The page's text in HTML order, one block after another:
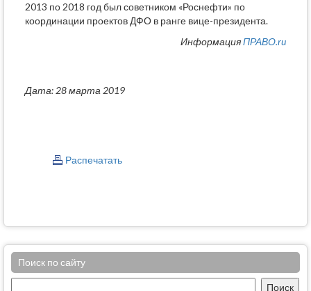
2013 по 2018 год был советником «Роснефти» по
координации проектов ДФО в ранге вице-президента.
ИнформацияПРАВО.ru
Дата: 28 марта 2019
Распечатать
Поиск по сайту